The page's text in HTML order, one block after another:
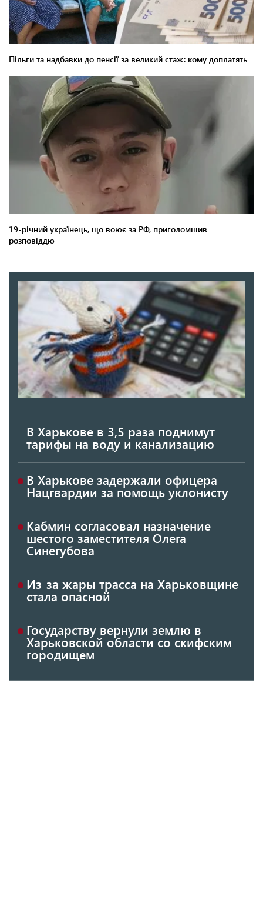
В Харькове в 3,5 раза поднимут
тарифы на воду и канализацию
В Харькове задержали офицера
Нацгвардии за помощь уклонисту
Кабмин согласовал назначение
шестого заместителя Олега
Синегубова
Из-за жары трасса на Харьковщине
стала опасной
Государству вернули землю в
Харьковской области со скифским
городищем